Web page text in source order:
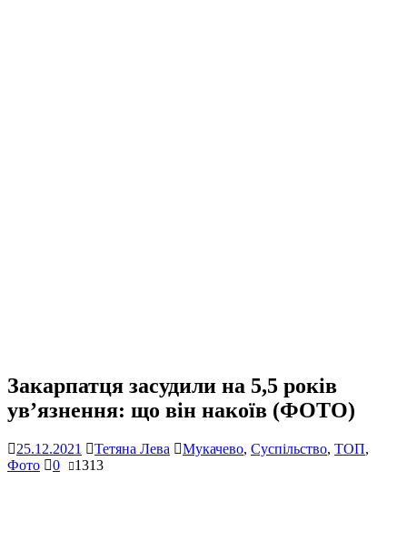
Закарпатця засудили на 5,5 років
ув’язнення: що він накоїв (ФОТО)
25.12.2021 Тетяна Лева Мукачево, Суспільство, ТОП,
Фото
0 1313